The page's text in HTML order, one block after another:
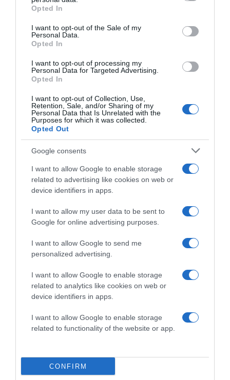
grant or deny consent to Google and its third-party tags to
use your data for below specified purposes in below Google
consent section.
Opted In
I want to opt-out of the Sale of my
Personal Data.
Opted In
I want to opt-out of processing my
Personal Data for Targeted Advertising.
Opted In
I want to opt-out of Collection, Use,
Retention, Sale, and/or Sharing of my
Personal Data that Is Unrelated with the
Purposes for which it was collected.
Opted Out
Google consents
I want to allow Google to enable storage
related to advertising like cookies on web or
device identifiers in apps.
I want to allow my user data to be sent to
Google for online advertising purposes.
I want to allow Google to send me
personalized advertising.
I want to allow Google to enable storage
related to analytics like cookies on web or
device identifiers in apps.
I want to allow Google to enable storage
related to functionality of the website or app.
CONFIRM
7. A nő hajszíne
Amikor a vonzerőről beszélünk, a nők egyik legnagyobb
vonzereje a hajukban van. A dús és hosszú hajkorona
színű a nő haja. Felmérések alapján arra a
következtetésre jutottak, hogy a férfiak a legvonzóbbnak
a vöröseket pedig csak kevésbé tartják vonzónak.
Ugyanakkor pedig nem csak a nő hajszínére
figyelmesek, hanem arra is, hogy a hajszín mennyire jól
harmonizál a bőrszínnel.
8. A nő combhossza
Felmérések alapján megállapították, hogy a férfiakat a
hosszú lábú nők vonzzák a leginkább, és nem
kifejezetten a magas nők, hanem azok, akiknek a lábuk
hosszabb a testük arányaihoz viszonyítva.
9. A nő ágyéki hajlat görbülete
A nők ágyéki hajlat görbülete egy másik dolog, ami
azok a nők a legvonzóbbak a férfiak számára, akiknek a
hát és a fenék közötti területe 45,5 fokos szöget alkot.
Ez is érdekelhet! -5 ok, ami miatt a nők előnyben
részesítik a szakállas férfiakat
Megosztás: Facebook